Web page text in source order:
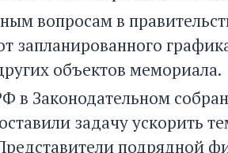
вопросам в
запланированного
объектов мемориала.
в Законодательном
задачу ускорить
подрядной